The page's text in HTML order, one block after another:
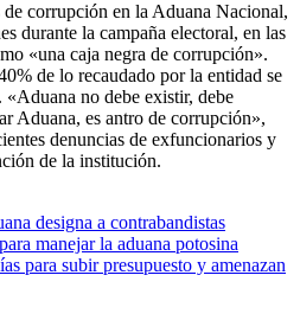
corrupción en la Aduana Nacional,
durante la campaña electoral, en las
«una caja negra de corrupción».
de lo recaudado por la entidad se
no debe existir, debe
Aduana, es antro de corrupción»,
denuncias de exfuncionarios y
de la institución.
designa a contrabandistas
manejar la aduana potosina
para subir presupuesto y amenazan